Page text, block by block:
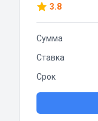
3.8
Сумма
Ставка
Срок